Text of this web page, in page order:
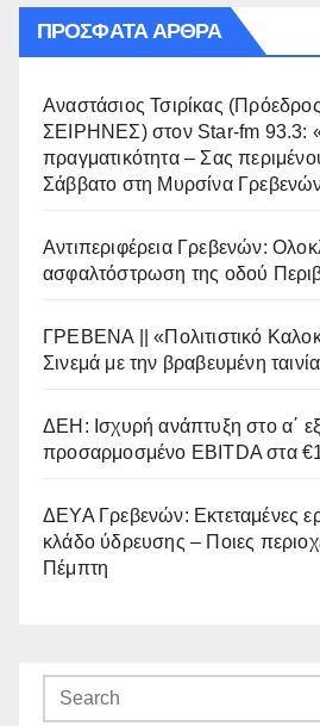
ΠΡΌΣΦΑΤΑ ΆΡΘΡΑ
Αναστάσιος Τσιρίκας
ΣΕΙΡΗΝΕΣ) στον Star-fm 93.3:
πραγματικότητα – Σας
Σάββατο στη Μυρσίνα
Αντιπεριφέρεια Γρεβενών:
ασφαλτόστρωση της οδού
ΓΡΕΒΕΝΑ || «Πολιτιστικό
Σινεμά με την βραβευμένη
ΔΕΗ: Ισχυρή ανάπτυξη στο α΄
προσαρμοσμένο EBITDA στα
ΔΕΥΑ Γρεβενών: Εκτεταμένες
κλάδο ύδρευσης – Ποιες
Πέμπτη